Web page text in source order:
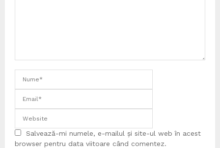
Salvează-mi numele, e-mailul și site-ul web în acest
browser pentru data viitoare când comentez.